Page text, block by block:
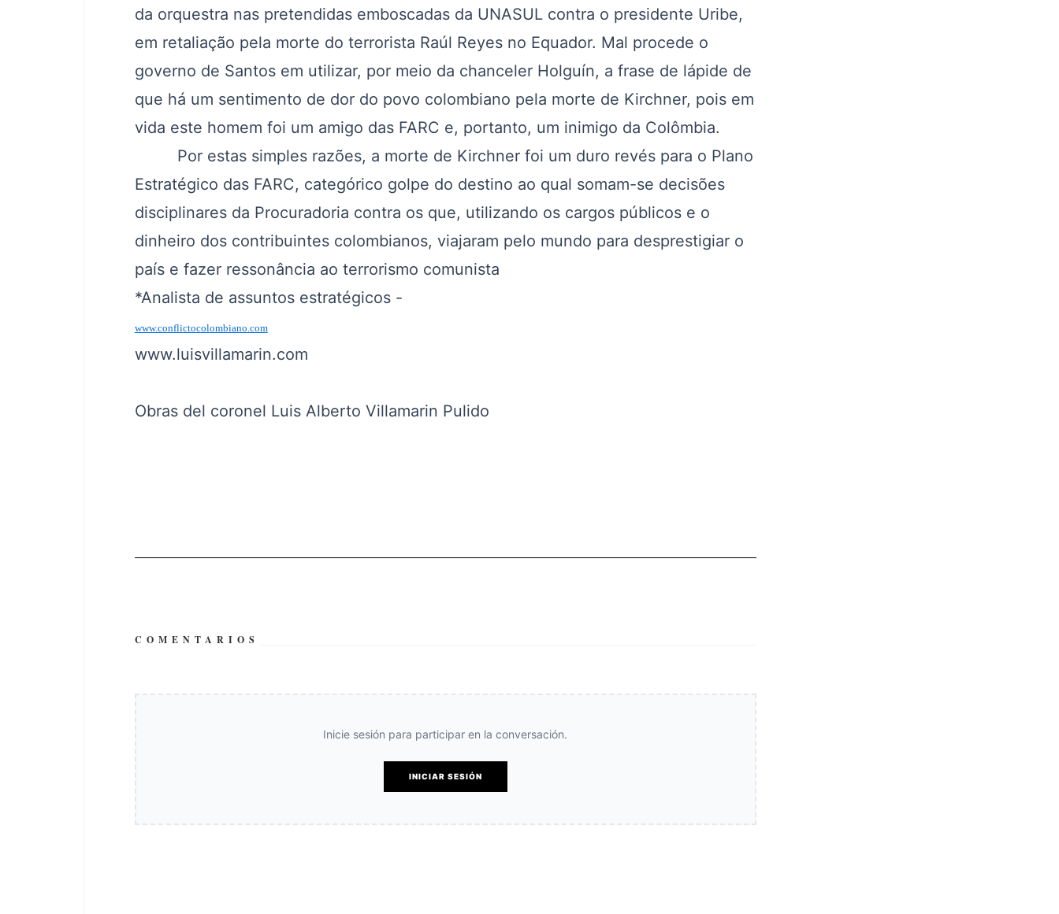
da orquestra nas pretendidas emboscadas da UNASUL contra o presidente Uribe,
em retaliação pela morte do terrorista Raúl Reyes no Equador. Mal procede o
governo de Santos em utilizar, por meio da chanceler Holguín, a frase de lápide de
que há um sentimento de dor do povo colombiano pela morte de Kirchner, pois em
vida este homem foi um amigo das FARC e, portanto, um inimigo da Colômbia.
Por estas simples razões, a morte de Kirchner foi um duro revés para o Plano
Estratégico das FARC, categórico golpe do destino ao qual somam-se decisões
disciplinares da Procuradoria contra os que, utilizando os cargos públicos e o
dinheiro dos contribuintes colombianos, viajaram pelo mundo para desprestigiar o
país e fazer ressonância ao terrorismo comunista
*Analista de assuntos estratégicos -
www.conflictocolombiano.com
www.luisvillamarin.com
Obras del coronel Luis Alberto Villamarin Pulido
COMENTARIOS
Inicie sesión para participar en la conversación.
INICIAR SESIÓN